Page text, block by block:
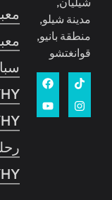
معبر YHY 2
معبر YHY 1
YHY سباق VR
YHY سباق برو